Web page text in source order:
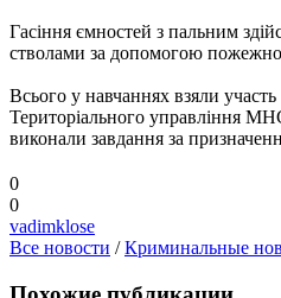
Гасіння ємностей з пальним
стволами за допомогою
Всього у навчаннях взяли
Територіального управління
виконали завдання за
0
0
vadimklose
Все новости /Криминальные